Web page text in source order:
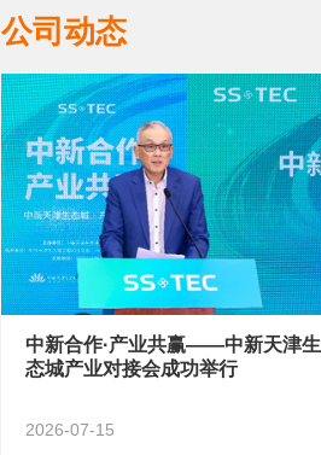
公司动态
中新合作·产业共赢——中新天津生
态城产业对接会成功举行
2026-07-15